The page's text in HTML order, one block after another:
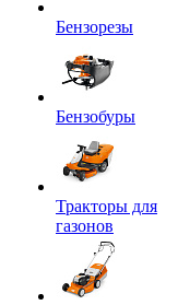
Бензорезы
Бензобуры
Тракторы для
газонов